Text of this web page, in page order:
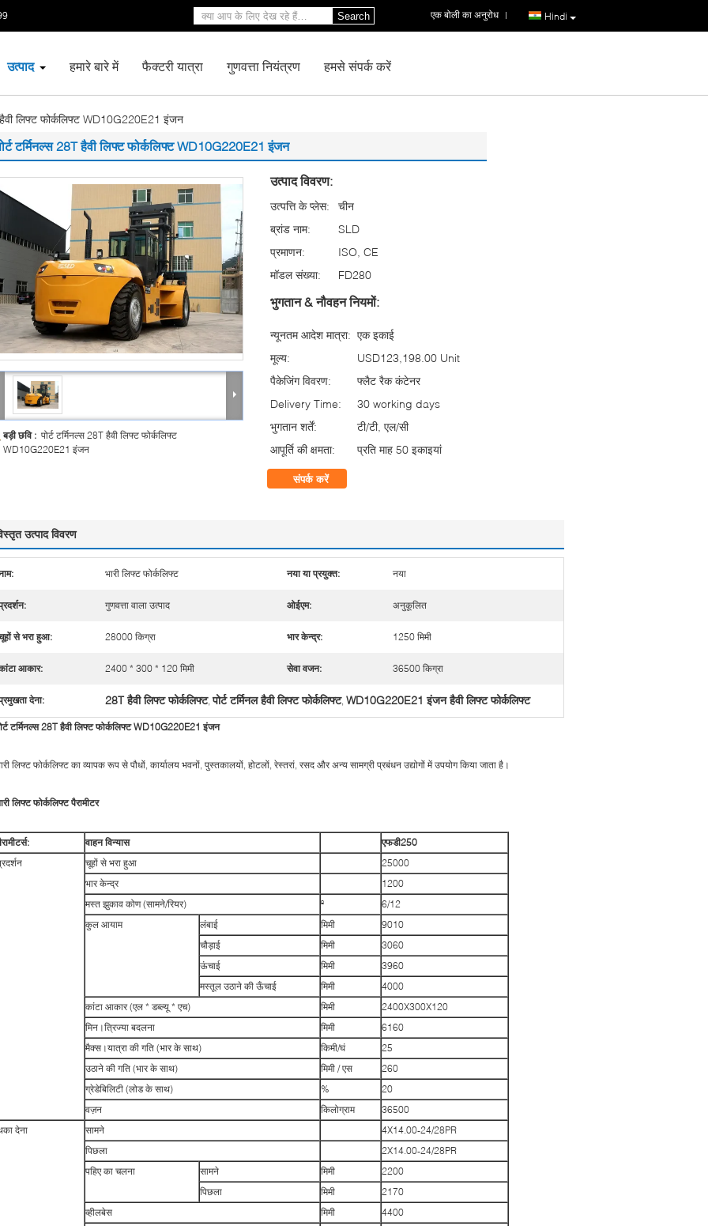
Hindi
एक बोली का अनुरोध |
Search
उत्पाद हमारे बारे में फैक्टरी यात्रा गुणवत्ता नियंत्रण हमसे संपर्क करें
हैवी लिफ्ट फोर्कलिफ्ट WD10G220E21 इंजन
टर्मिनल्स 28T हैवी लिफ्ट फोर्कलिफ्ट WD10G220E21 इंजन
बड़ी छवि : पोर्ट टर्मिनल्स 28T हैवी लिफ्ट फोर्कलिफ्ट
WD10G220E21 इंजन
उत्पाद विवरण:
उत्पत्ति के प्लेस:
चीन
ब्रांड नाम:
SLD
प्रमाणन:
ISO, CE
मॉडल संख्या:
FD280
भुगतान & नौवहन नियमों:
न्यूनतम आदेश मात्रा: एक इकाई
मूल्य:
USD123,198.00 Unit
पैकेजिंग विवरण:
फ्लैट रैक कंटेनर
Delivery Time:
30 working days
भुगतान शर्तें:
टी/टी, एल/सी
आपूर्ति की क्षमता:
प्रति माह 50 इकाइयां
संपर्क करें
उत्पाद विवरण
भारी लिफ्ट फोर्कलिफ्ट नया या प्रयुक्त: नया
गुणवत्ता वाला उत्पाद ओईएम: अनुकूलित
से भरा हुआ: 28000 किग्रा भार केन्द्र: 1250 मिमी
आकार: 2400 * 300 * 120 मिमी सेवा वजन: 36500 किग्रा
देना: 28T हैवी लिफ्ट फोर्कलिफ्ट,पोर्ट टर्मिनल हैवी लिफ्ट फोर्कलिफ्ट, WD10G220E21 इंजन हैवी लिफ्ट फोर्कलिफ्ट
टर्मिनल्स 28T हैवी लिफ्ट फोर्कलिफ्ट WD10G220E21 इंजन
लिफ्ट फोर्कलिफ्ट का व्यापक रूप से पौधों, कार्यालय भवनों, पुस्तकालयों, होटलों, रेस्तरां, रसद और अन्य सामग्री प्रबंधन उद्योगों में उपयोग किया जाता है।
लिफ्ट फोर्कलिफ्ट पैरामीटर
वाहन विन्यास एफडी250
चूहों से भरा हुआ
25000
भार केन्द्र
1200
मस्त झुकाव कोण (सामने/रियर)
º
6/12
कुल आयाम
लंबाई मिमी
9010
चौड़ाई
मिमी
3060
ऊंचाई
मिमी
3960
मस्तूल उठाने की ऊँचाई
मिमी
4000
कांटा आकार (एल * डब्ल्यू * एच)
मिमी
2400X300X120
मिन।त्रिज्या बदलना
मिमी
6160
मैक्स।यात्रा की गति (भार के साथ)
किमी/घं
25
उठाने की गति (भार के साथ)
मिमी / एस
260
ग्रेडेबिलिटी (लोड के साथ)
%
20
वज़न
किलोग्राम
36500
देना
सामने
4X14.00-24/28PR
पिछला
2X14.00-24/28PR
पहिए का चलना
सामने मिमी
2200
पिछला
मिमी
2170
व्हीलबेस
मिमी
4400